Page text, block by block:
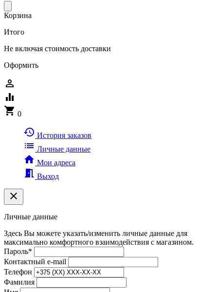
Корзина
Итого
Не включая стоимость доставки
Оформить
person_outline
equalizer
shopping_cart 0
history История заказов
list Личные данные
home Мои адреса
meeting_room Выход
clear
Личные данные
Здесь Вы можете указать/изменить личные данные для
максимально комфортного взаимодействия с магазином.
Пароль*
Контактный e-mail
Телефон
Фамилия